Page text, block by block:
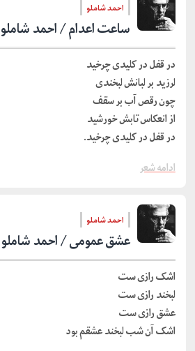
احمد شاملو
ساعت اعدام / احمد شاملو
در قفل در کلیدی چرخید
لرزید بر لبانش لبخندی
چون رقص آب بر سقف
از انعکاس تابش خورشید
در قفل در کلیدی چرخید.
ادامه شعر
احمد شاملو
عشق عمومی / احمد شاملو
اشک رازی ست
لبخند رازی ست
عشق رازی ست
اشک آن شب لبخند عشقم بود